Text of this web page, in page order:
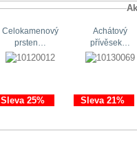
Celokamenový
prsten…
Sleva 25%
Achátový
přívěsek…
Sleva 21%